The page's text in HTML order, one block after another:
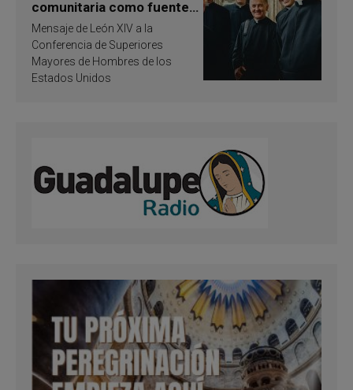
comunitaria como fuente
de inspiración y
santificación
Mensaje de León XIV a la
Conferencia de Superiores
Mayores de Hombres de los
Estados Unidos